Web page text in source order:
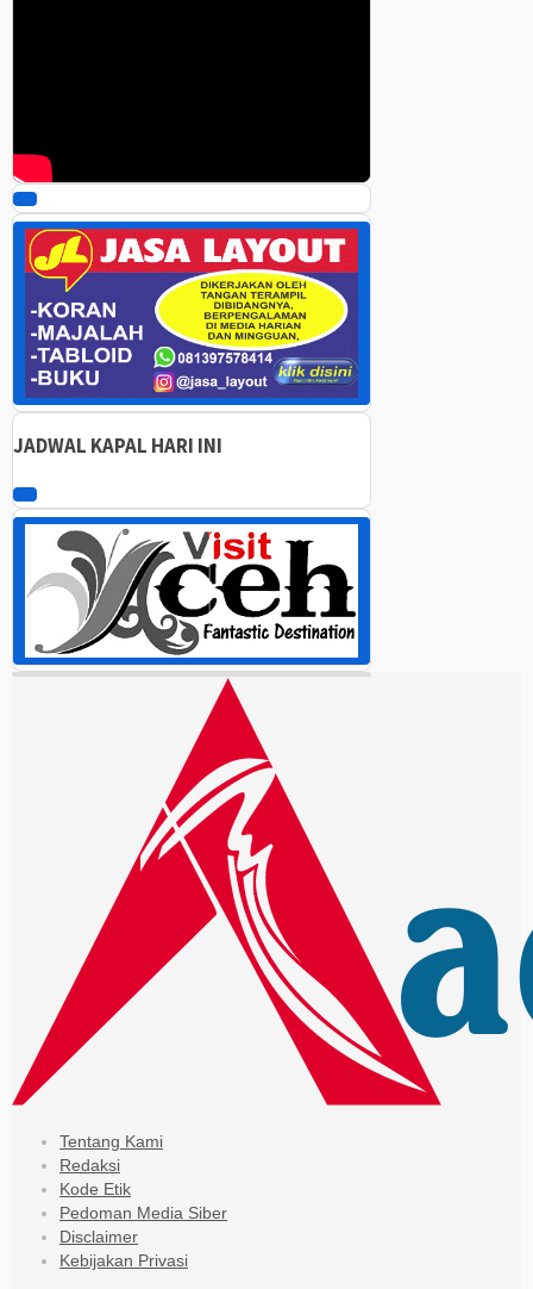
00:00
00:00
05:42
JADWAL KAPAL HARI INI
Tentang Kami
Redaksi
Kode Etik
Pedoman Media Siber
Disclaimer
Kebijakan Privasi